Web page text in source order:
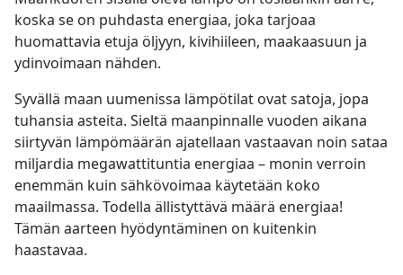
koska se on puhdasta energiaa, joka tarjoaa
huomattavia etuja öljyyn, kivihiileen, maakaasuun ja
ydinvoimaan nähden.
Syvällä maan uumenissa lämpötilat ovat satoja, jopa
tuhansia asteita. Sieltä maanpinnalle vuoden aikana
siirtyvän lämpömäärän ajatellaan vastaavan noin sataa
miljardia megawattituntia energiaa – monin verroin
enemmän kuin sähkövoimaa käytetään koko
maailmassa. Todella ällistyttävä määrä energiaa!
Tämän aarteen hyödyntäminen on kuitenkin
haastavaa.